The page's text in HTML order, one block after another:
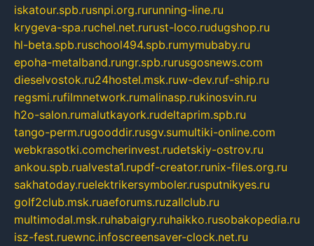
iskatour.spb.rusnpi.org.rurunning-line.ru
krygeva-spa.ruchel.net.rurust-loco.rudugshop.ru
hl-beta.spb.ruschool494.spb.rumymubaby.ru
epoha-metalband.rungr.spb.rurusgosnews.com
dieselvostok.ru24hostel.msk.ruw-dev.ruf-ship.ru
regsmi.rufilmnetwork.rumalinasp.rukinosvin.ru
h2o-salon.rumalutkayork.rudeltaprim.spb.ru
tango-perm.rugooddir.rusgv.sumultiki-online.com
webkrasotki.comcherinvest.rudetskiy-ostrov.ru
ankou.spb.rualvesta1.rupdf-creator.runix-files.org.ru
sakhatoday.ruelektrikersymboler.rusputnikyes.ru
golf2club.msk.ruaeforums.ruzallclub.ru
multimodal.msk.ruhabaigry.ruhaikko.rusobakopedia.ru
isz-fest.ruewnc.infoscreensaver-clock.net.ru